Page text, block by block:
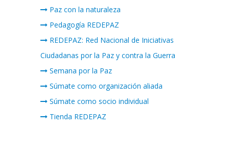
Paz con la naturaleza
Pedagogía REDEPAZ
REDEPAZ: Red Nacional de Iniciativas
Ciudadanas por la Paz y contra la Guerra
Semana por la Paz
Súmate como organización aliada
Súmate como socio individual
Tienda REDEPAZ